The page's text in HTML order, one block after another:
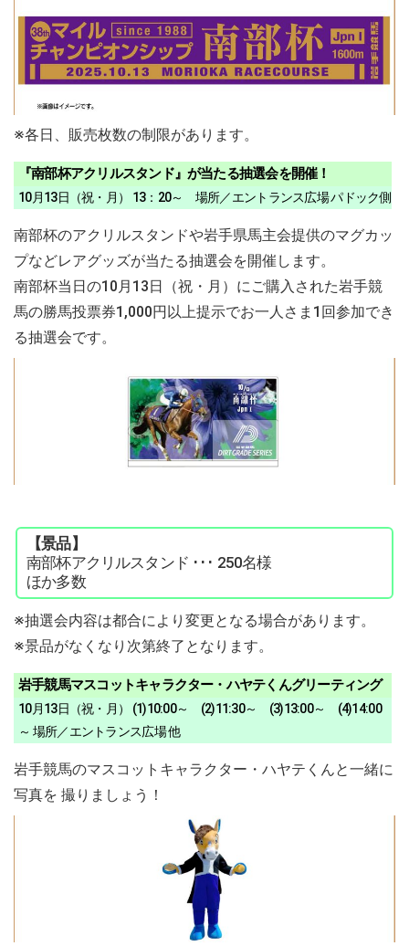
※各日、販売枚数の制限があります。
『南部杯アクリルスタンド』が当たる抽選会を開催！
10月13日（祝・月） 13：20～ 場所／エントランス広場 パドック側
南部杯のアクリルスタンドや岩手県馬主会提供のマグカッ
プなどレアグッズが当たる抽選会を開催します。
南部杯当日の10月13日（祝・月）にご購入された岩手競
馬の勝馬投票券1,000円以上提示でお一人さま1回参加でき
る抽選会です。
【景品】
南部杯アクリルスタンド ･･･ 250名様
ほか多数
※抽選会内容は都合により変更となる場合があります。
※景品がなくなり次第終了となります。
岩手競馬マスコットキャラクター・ハヤテくんグリーティング
10月13日（祝・月） (1)10:00～ (2)11:30～ (3)13:00～ (4)14:00
～ 場所／エントランス広場 他
岩手競馬のマスコットキャラクター・ハヤテくんと一緒に
写真を 撮りましょう！